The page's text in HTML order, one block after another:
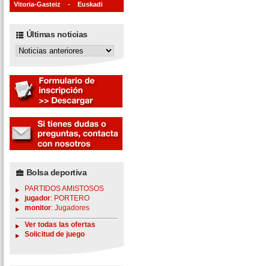
Vitoria-Gasteiz - Euskadi
Últimas noticias
Bolsa deportiva
PARTIDOS AMISTOSOS
jugador: PORTERO
monitor: Jugadores
Ver todas las ofertas
Solicitud de juego